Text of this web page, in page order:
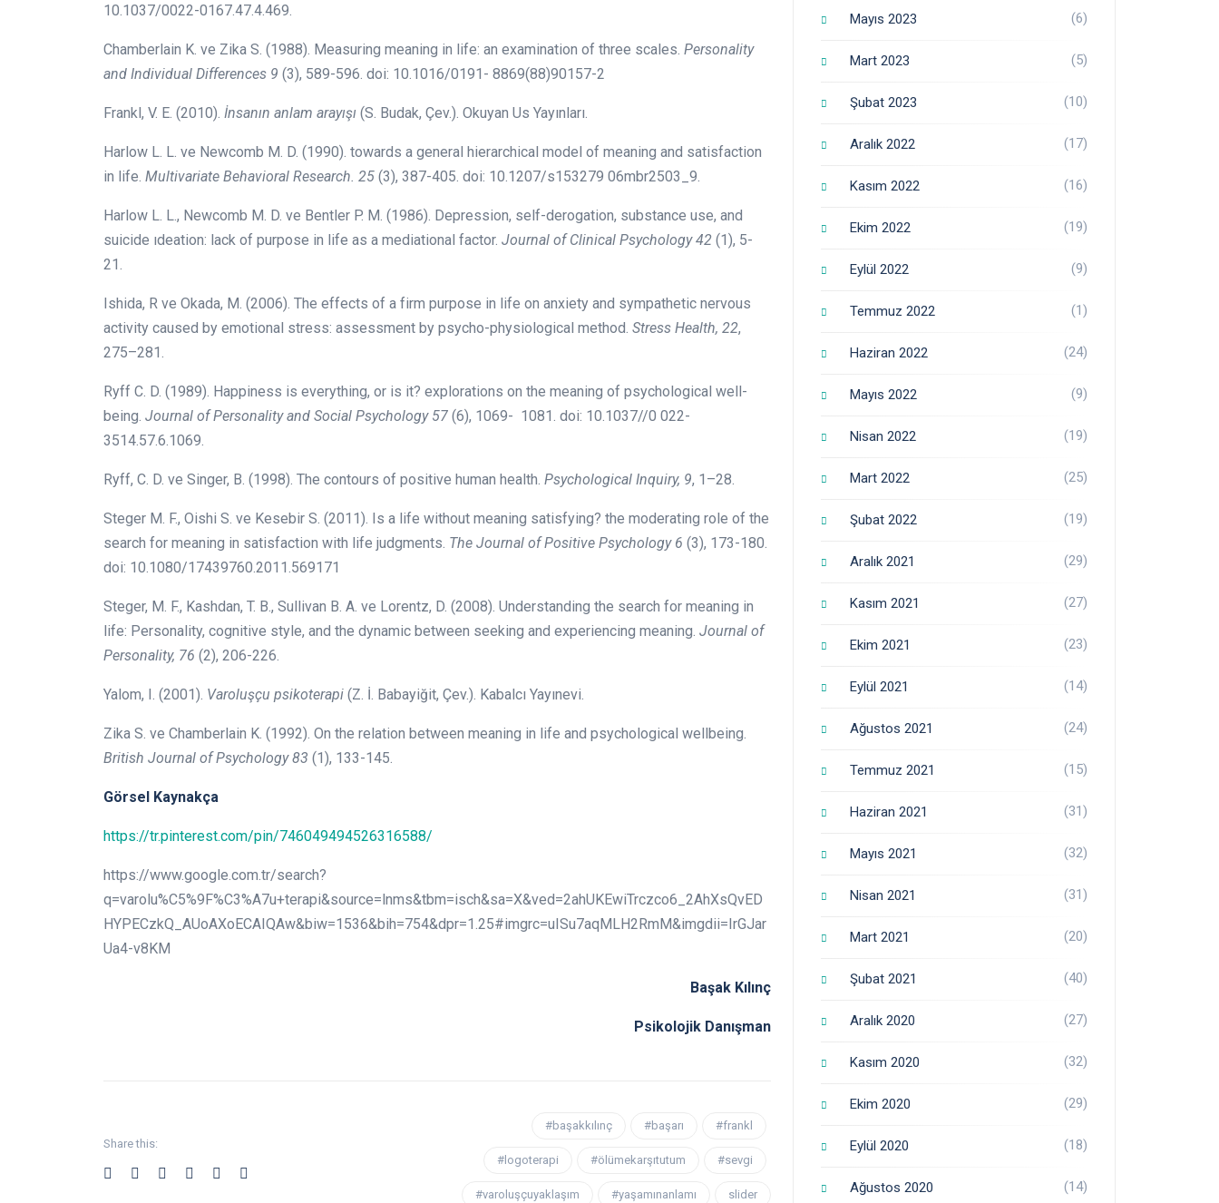
10.1037/0022-0167.47.4.469.
Chamberlain K. ve Zika S. (1988). Measuring meaning in life: an examination of three scales. Personality
and Individual Differences 9 (3), 589-596. doi: 10.1016/0191- 8869(88)90157-2
Frankl, V. E. (2010). İnsanın anlam arayışı (S. Budak, Çev.). Okuyan Us Yayınları.
Harlow L. L. ve Newcomb M. D. (1990). towards a general hierarchical model of meaning and satisfaction
in life. Multivariate Behavioral Research. 25 (3), 387-405. doi: 10.1207/s153279 06mbr2503_9.
Harlow L. L., Newcomb M. D. ve Bentler P. M. (1986). Depression, self-derogation, substance use, and
suicide ıdeation: lack of purpose in life as a mediational factor. Journal of Clinical Psychology 42 (1), 5-
21.
Ishida, R ve Okada, M. (2006). The effects of a firm purpose in life on anxiety and sympathetic nervous
activity caused by emotional stress: assessment by psycho-physiological method. Stress Health, 22,
275–281.
Ryff C. D. (1989). Happiness is everything, or is it? explorations on the meaning of psychological well-
being. Journal of Personality and Social Psychology 57 (6), 1069- 1081. doi: 10.1037//0 022-
3514.57.6.1069.
Ryff, C. D. ve Singer, B. (1998). The contours of positive human health. Psychological Inquiry, 9, 1–28.
Steger M. F., Oishi S. ve Kesebir S. (2011). Is a life without meaning satisfying? the moderating role of the
search for meaning in satisfaction with life judgments. The Journal of Positive Psychology 6 (3), 173-180.
doi: 10.1080/17439760.2011.569171
Steger, M. F., Kashdan, T. B., Sullivan B. A. ve Lorentz, D. (2008). Understanding the search for meaning in
life: Personality, cognitive style, and the dynamic between seeking and experiencing meaning. Journal of
Personality, 76 (2), 206-226.
Yalom, I. (2001). Varoluşçu psikoterapi (Z. İ. Babayiğit, Çev.). Kabalcı Yayınevi.
Zika S. ve Chamberlain K. (1992). On the relation between meaning in life and psychological wellbeing.
British Journal of Psychology 83 (1), 133-145.
Görsel Kaynakça
https://tr.pinterest.com/pin/746049494526316588/
https://www.google.com.tr/search?
q=varolu%C5%9F%C3%A7u+terapi&source=lnms&tbm=isch&sa=X&ved=2ahUKEwiTrczco6_2AhXsQvED
HYPECzkQ_AUoAXoECAIQAw&biw=1536&bih=754&dpr=1.25#imgrc=uISu7aqMLH2RmM&imgdii=IrGJar
Ua4-v8KM
Başak Kılınç
Psikolojik Danışman
Share this:
#başakkılınç #başarı #frankl
#logoterapi #ölümekarşıtutum #sevgi
#varoluşçuyaklaşım #yaşamınanlamı slider
Mayıs 2023 (6)
Mart 2023 (5)
Şubat 2023 (10)
Aralık 2022 (17)
Kasım 2022 (16)
Ekim 2022 (19)
Eylül 2022 (9)
Temmuz 2022 (1)
Haziran 2022 (24)
Mayıs 2022 (9)
Nisan 2022 (19)
Mart 2022 (25)
Şubat 2022 (19)
Aralık 2021 (29)
Kasım 2021 (27)
Ekim 2021 (23)
Eylül 2021 (14)
Ağustos 2021 (24)
Temmuz 2021 (15)
Haziran 2021 (31)
Mayıs 2021 (32)
Nisan 2021 (31)
Mart 2021 (20)
Şubat 2021 (40)
Aralık 2020 (27)
Kasım 2020 (32)
Ekim 2020 (29)
Eylül 2020 (18)
Ağustos 2020 (14)